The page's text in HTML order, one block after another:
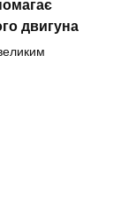
двигуна